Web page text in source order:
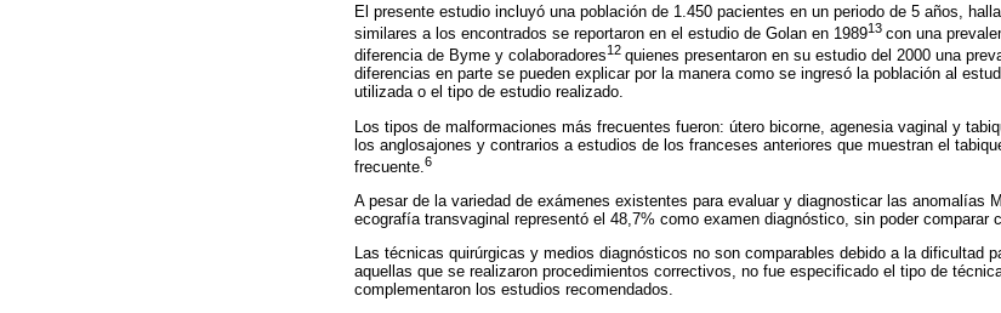
El presente estudio incluyó una población de 1.450 pacientes en un periodo de 5 años,
similares a los encontrados se reportaron en el estudio de Golan en 198913 con una
diferencia de Byme y colaboradores12 quienes presentaron en su estudio del 2000 una
diferencias en parte se pueden explicar por la manera como se ingresó la población al
utilizada o el tipo de estudio realizado.
Los tipos de malformaciones más frecuentes fueron: útero bicorne, agenesia vaginal y
los anglosajones y contrarios a estudios de los franceses anteriores que muestran el
frecuente. 6
A pesar de la variedad de exámenes existentes para evaluar y diagnosticar las anomalías
ecografía transvaginal representó el 48,7% como examen diagnóstico, sin poder comparar
Las técnicas quirúrgicas y medios diagnósticos no son comparables debido a la dificultad
aquellas que se realizaron procedimientos correctivos, no fue especificado el tipo de
complementaron los estudios recomendados.